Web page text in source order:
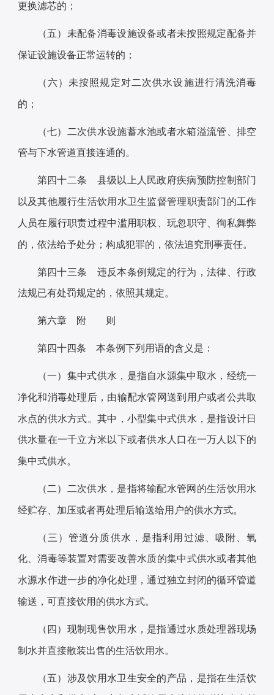
更换滤芯的；
（五）未配备消毒设施设备或者未按照规定配备并
保证设施设备正常运转的；
（六）未按照规定对二次供水设施进行清洗消毒
的；
（七）二次供水设施蓄水池或者水箱溢流管、排空
管与下水管道直接连通的。
第四十二条 县级以上人民政府疾病预防控制部门
以及其他履行生活饮用水卫生监督管理职责部门的工作
人员在履行职责过程中滥用职权、玩忽职守、徇私舞弊
的，依法给予处分；构成犯罪的，依法追究刑事责任。
第四十三条 违反本条例规定的行为，法律、行政
法规已有处罚规定的，依照其规定。
第六章 附 则
第四十四条 本条例下列用语的含义是：
（一）集中式供水，是指自水源集中取水，经统一
净化和消毒处理后，由输配水管网送到用户或者公共取
水点的供水方式。其中，小型集中式供水，是指设计日
供水量在一千立方米以下或者供水人口在一万人以下的
集中式供水。
（二）二次供水，是指将输配水管网的生活饮用水
经贮存、加压或者再处理后输送给用户的供水方式。
（三）管道分质供水，是指利用过滤、吸附、氧
化、消毒等装置对需要改善水质的集中式供水或者其他
水源水作进一步的净化处理，通过独立封闭的循环管道
输送，可直接饮用的供水方式。
（四）现制现售饮用水，是指通过水质处理器现场
制水并直接散装出售的生活饮用水。
（五）涉及饮用水卫生安全的产品，是指在生活饮